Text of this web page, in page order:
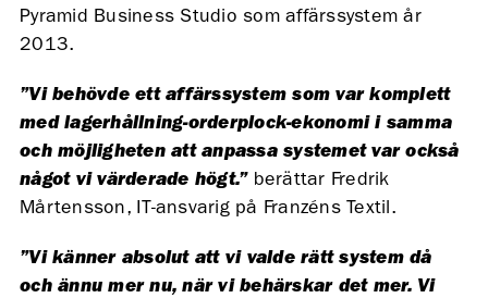
Pyramid Business Studio som affärssystem år
2013.
”Vi behövde ett affärssystem som var komplett
med lagerhållning-orderplock-ekonomi i samma
och möjligheten att anpassa systemet var också
något vi värderade högt.”berättar Fredrik
Mårtensson, IT-ansvarig på Franzéns Textil.
”Vi känner absolut att vi valde rätt system då
och ännu mer nu, när vi behärskar det mer. Vi